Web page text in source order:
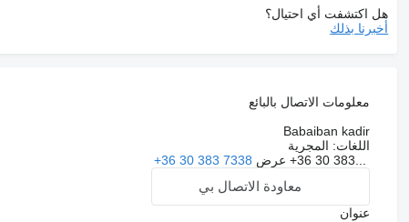
هل اكتشفت أي احتيال؟
أخبرنا بذلك
معلومات الاتصال بالبائع
Babaiban kadir
اللغات: المجرية
+36 30 383... عرض +36 30 383 7338
معاودة الاتصال بي
عنوان